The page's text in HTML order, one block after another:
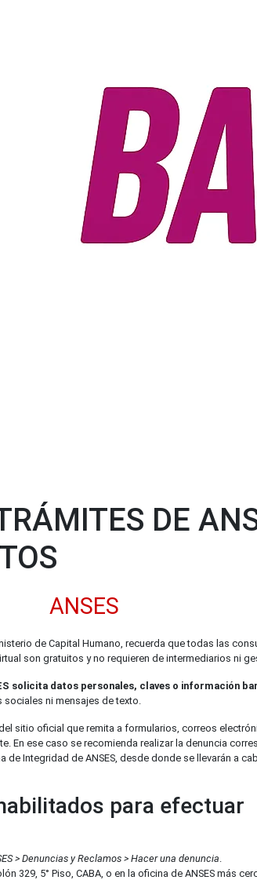
DE
ANSES
de Capital Humano, recuerda que todas las
son gratuitos y no requieren de intermediarios ni
solicita datos personales, claves o información
ni mensajes de texto.
sitio oficial que remita a formularios, correos
En ese caso se recomienda realizar la denuncia
de Integridad de ANSES, desde donde se llevarán a
para efectuar
> Denuncias y Reclamos > Hacer una denuncia.
329, 5° Piso, CABA, o en la oficina de ANSES más